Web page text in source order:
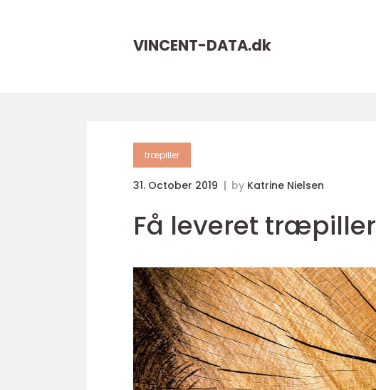
VINCENT-DATA.dk
træpiller
31. October 2019 by Katrine Nielsen
Få leveret